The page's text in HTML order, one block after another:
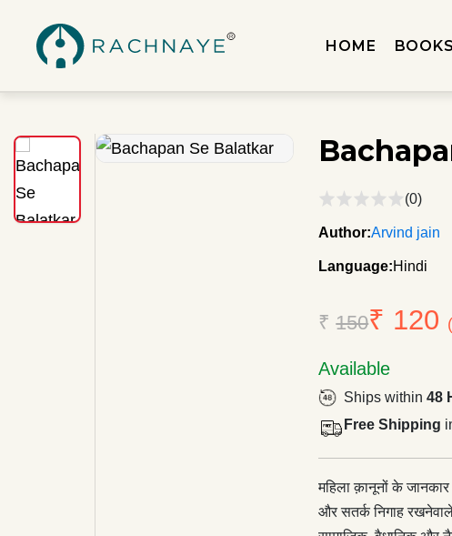
HOME BOOKS
(0)
Author:Arvind jain
Language:Hindi
₹150₹ 120
Available
Ships within48
Free Shipping
महिला क़ानूनों के
और सतर्क निगाह